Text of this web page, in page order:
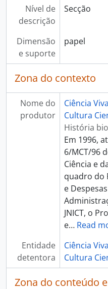
Nível de
descrição
Secção
Dimensão
e suporte
papel
Zona do contexto
Nome do
produtor
Ciência
Cultura
História
Em 1996,
6/MCT/96
Ciência e
quadro do
e
JNICT, o
e… Read
Entidade
detentora
Ciência
Cultura
Zona do conteúdo